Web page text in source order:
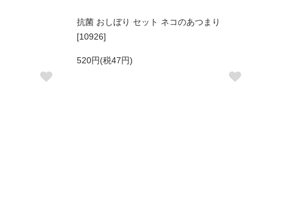
抗菌 おしぼり セット ネコのあつまり
[10926]
520円(税47円)